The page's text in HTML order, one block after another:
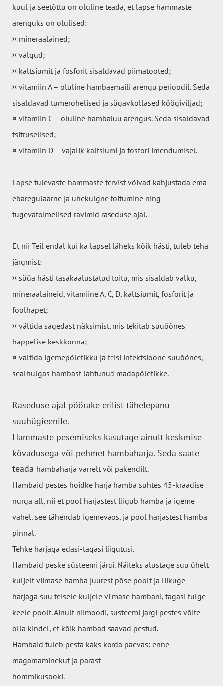
kuul ja seetõttu on oluline teada, et lapse hammaste
arenguks on olulised:
¤ mineraalained;
¤ valgud;
¤ kaltsiumit ja fosforit sisaldavad piimatooted;
¤ vitamiin A – oluline hambaemaili arengu perioodil. Seda
sisaldavad tumerohelised ja sügavkollased köögiviljad;
¤ vitamiin C – oluline hambaluu arengus. Seda sisaldavad
tsitruselised;
¤ vitamiin D – vajalik kaltsiumi ja fosfori imendumisel.
Lapse tulevaste hammaste tervist võivad kahjustada ema
ebaregulaarne ja ühekülgne toitumine ning
tugevatoimelised ravimid raseduse ajal.
Et nii Teil endal kui ka lapsel läheks kõik hästi, tuleb teha
järgmist:
¤ süüa hästi tasakaalustatud toitu, mis sisaldab valku,
mineraalaineid, vitamiine A, C, D, kaltsiumit, fosforit ja
foolhapet;
¤ vältida sagedast näksimist, mis tekitab suuõõnes
happelise keskkonna;
¤ vältida igemepõletikku ja teisi infektsioone suuõõnes,
sealhulgas hambast lähtunud mädapõletikke.
Raseduse ajal pöörake erilist tähelepanu
suuhügieenile.
Hammaste pesemiseks kasutage ainult keskmise
kõvadusega või pehmet hambaharja. Seda saate
teada hambaharja varrelt või pakendilt.
Hambaid pestes hoidke harja hamba suhtes 45-kraadise
nurga all, nii et pool harjastest liigub hamba ja igeme
vahel, see tähendab igemevaos, ja pool harjastest hamba
pinnal.
Tehke harjaga edasi-tagasi liigutusi.
Hambaid peske süsteemi järgi. Näiteks alustage suu ühelt
küljelt viimase hamba juurest põse poolt ja liikuge
harjaga suu teisele küljele viimase hambani, tagasi tulge
keele poolt. Ainult niimoodi, süsteemi järgi pestes võite
olla kindel, et kõik hambad saavad pestud.
Hambaid tuleb pesta kaks korda päevas: enne
magamaminekut ja pärast
hommikusööki.